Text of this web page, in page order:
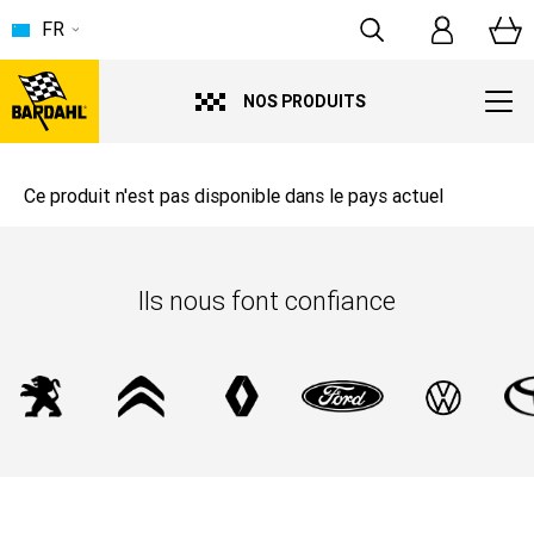
NOS PRODUITS
FR
Ce produit n'est pas disponible dans le pays actuel
Ils nous font confiance